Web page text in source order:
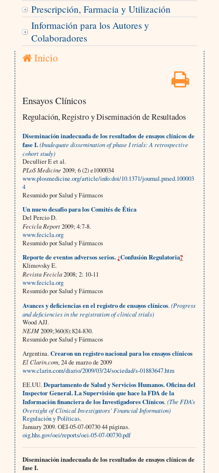
Prescripción, Farmacia y Utilización
Información para los Autores y
Colaboradores
Inicio
Ensayos Clínicos
Regulación, Registro y Diseminación de Resultados
Diseminación inadecuada de los resultados de ensayos clínicos de
fase I.(Inadequate dissemination of phase I trials: A retrospective
cohort study)
Decullier E et al.
PLoS Medicine2009; 6 (2) e1000034
www.plosmedicine.org/article/info:doi/10.1371/journal.pmed.100003
4
Resumido por Salud y Fármacos
Un nuevo desafío para los Comités de Ética
Del Percio D.
Fecicla Report2009; 4:7-8.
www.fecicla.org
Resumido por Salud y Fármacos
Reporte de eventos adversos serios. ¿Confusión Regulatoria?
Klimovsky E.
Revista Fecicla2008; 2: 10-11
www.fecicla.org
Resumido por Salud y Fármacos
Avances y deficiencias en el registro de ensayos clínicos.(Progress
and deficiencies in the registration of clinical trials)
Wood AJJ.
NEJM2009;360(8):824-830.
Resumido por Salud y Fármacos
Argentina.Crearon un registro nacional para los ensayos clínicos
El Clarin.com, 24 de marzo de 2009
www.clarin.com/diario/2009/03/24/sociedad/s-01883647.htm
EE.UU.Departamento de Salud y Servicios Humanos. Oficina del
Inspector General.La Supervisión que hace la FDA de la
Información financiera de los Investigadores Clínicos. (The FDA’s
Oversight of Clinical Investigators’ Financial Information)
Regulación y Políticas.
January 2009. OEI-05-07-00730 44 páginas.
oig.hhs.gov/oei/reports/oei-05-07-00730.pdf
Diseminación inadecuada de los resultados de ensayos clínicos de
fase I.